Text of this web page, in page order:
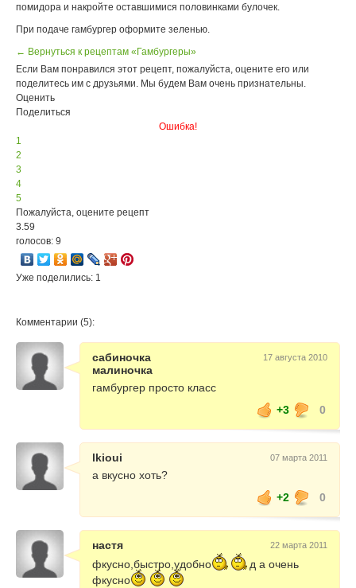
помидора и накройте оставшимися половинками булочек.
При подаче гамбургер оформите зеленью.
← Вернуться к рецептам «Гамбургеры»
Если Вам понравился этот рецепт, пожалуйста, оцените его или
поделитесь им с друзьями. Мы будем Вам очень признательны.
Оценить
Поделиться
Ошибка!
1
2
3
4
5
Пожалуйста, оцените рецепт
3.59
голосов: 9
Уже поделились: 1
Комментарии (5):
сабиночка
малиночка
17 августа 2010
гамбургер просто класс
+3
0
lkioui 07 марта 2011
а вкусно хоть?
+2
0
настя 22 марта 2011
фкусно,быстро,удобно
д а очень
фкусно